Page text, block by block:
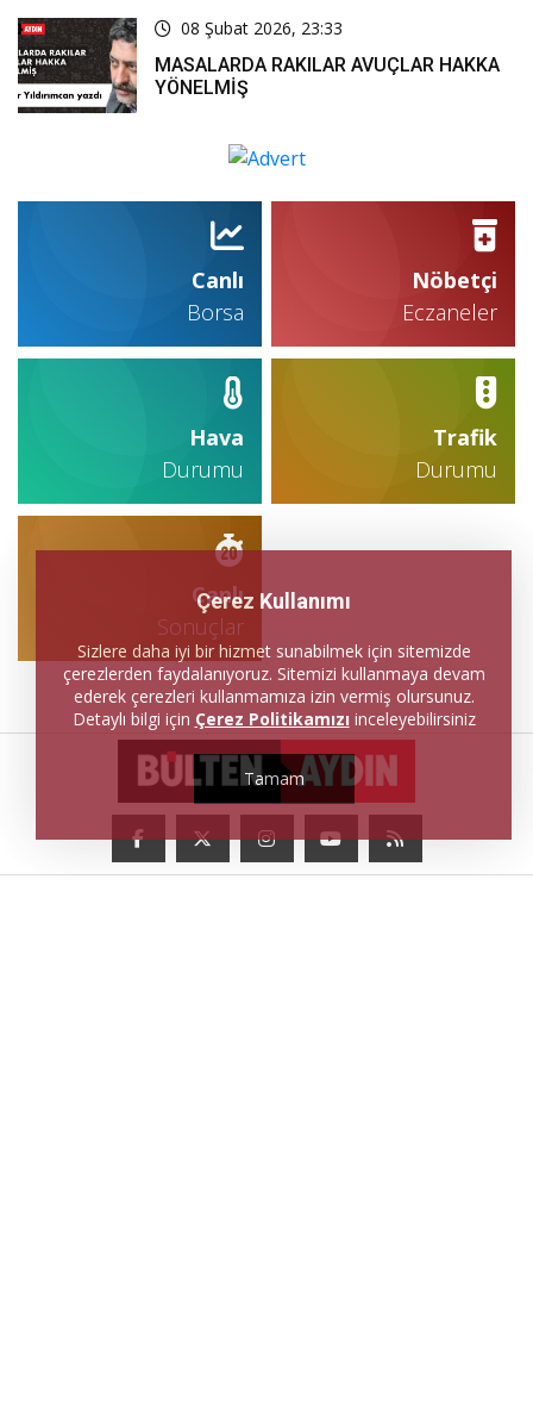
08 Şubat 2026, 23:33
MASALARDA RAKILAR AVUÇLAR HAKKA
YÖNELMİŞ
Canlı
Borsa
Nöbetçi
Eczaneler
Hava
Durumu
Trafik
Durumu
Canlı
Sonuçlar
Çerez Kullanımı
Sizlere daha iyi bir hizmet sunabilmek için sitemizde
çerezlerden faydalanıyoruz. Sitemizi kullanmaya devam
ederek çerezleri kullanmamıza izin vermiş olursunuz.
Detaylı bilgi için Çerez Politikamızı inceleyebilirsiniz
Tamam